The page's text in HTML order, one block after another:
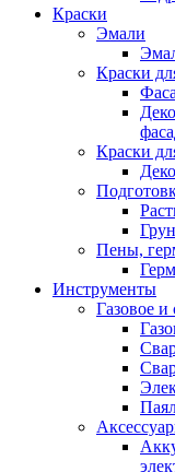
Краски
Эмали
Краски
Краски
Пены,
Инструменты
Газовое и